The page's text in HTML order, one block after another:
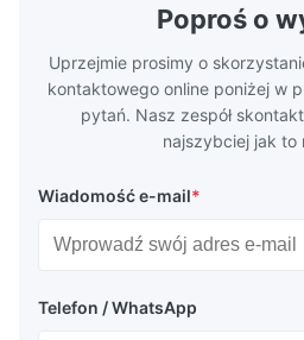
Poproś o
Uprzejmie prosimy o
kontaktowego online poniżej w
pytań. Nasz zespół
najszybciej jak to
Wiadomość e-mail*
Telefon / WhatsApp